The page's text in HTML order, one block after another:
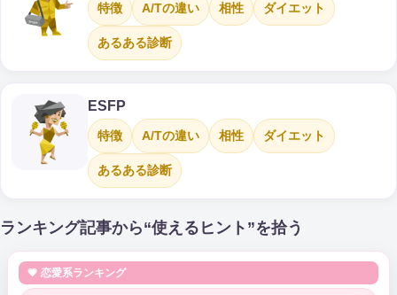
特徴 A/Tの違い 相性 ダイエット
あるある診断
ESFP
特徴 A/Tの違い 相性 ダイエット
あるある診断
ランキング記事から“使えるヒント”を拾う
💗 恋愛系ランキング